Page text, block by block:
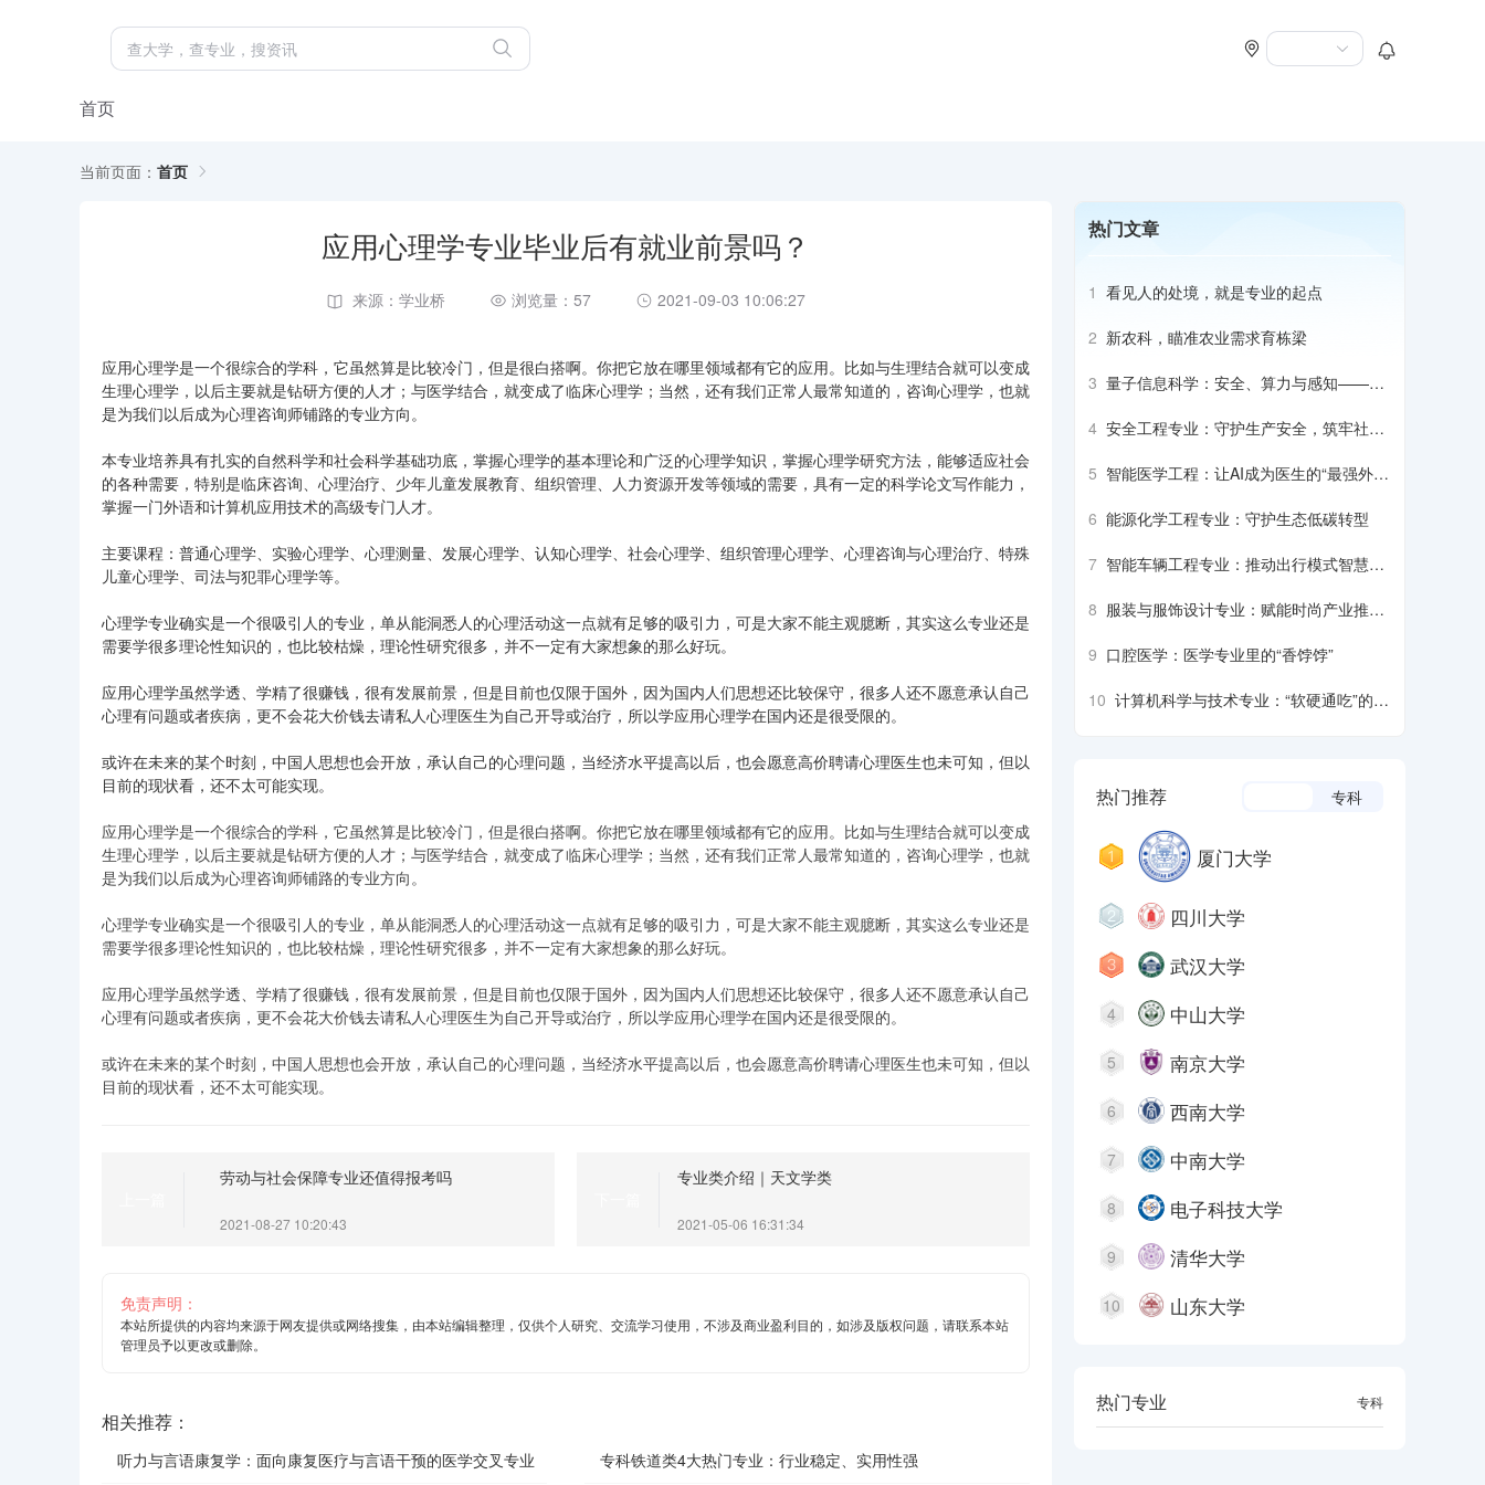
首页
当前页面： 首页
应用心理学专业毕业后有就业前景吗？
来源：学业桥 浏览量：57 2021-09-03 10:06:27
应用心理学是一个很综合的学科，它虽然算是比较冷门，但是很白搭啊。你把它放在哪里领域都有它的应用。比如与生理结合就可以变成
生理心理学，以后主要就是钻研方便的人才；与医学结合，就变成了临床心理学；当然，还有我们正常人最常知道的，咨询心理学，也就
是为我们以后成为心理咨询师铺路的专业方向。
本专业培养具有扎实的自然科学和社会科学基础功底，掌握心理学的基本理论和广泛的心理学知识，掌握心理学研究方法，能够适应社会
的各种需要，特别是临床咨询、心理治疗、少年儿童发展教育、组织管理、人力资源开发等领域的需要，具有一定的科学论文写作能力，
掌握一门外语和计算机应用技术的高级专门人才。
主要课程：普通心理学、实验心理学、心理测量、发展心理学、认知心理学、社会心理学、组织管理心理学、心理咨询与心理治疗、特殊
儿童心理学、司法与犯罪心理学等。
心理学专业确实是一个很吸引人的专业，单从能洞悉人的心理活动这一点就有足够的吸引力，可是大家不能主观臆断，其实这么专业还是
需要学很多理论性知识的，也比较枯燥，理论性研究很多，并不一定有大家想象的那么好玩。
应用心理学虽然学透、学精了很赚钱，很有发展前景，但是目前也仅限于国外，因为国内人们思想还比较保守，很多人还不愿意承认自己
心理有问题或者疾病，更不会花大价钱去请私人心理医生为自己开导或治疗，所以学应用心理学在国内还是很受限的。
或许在未来的某个时刻，中国人思想也会开放，承认自己的心理问题，当经济水平提高以后，也会愿意高价聘请心理医生也未可知，但以
目前的现状看，还不太可能实现。
应用心理学是一个很综合的学科，它虽然算是比较冷门，但是很白搭啊。你把它放在哪里领域都有它的应用。比如与生理结合就可以变成
生理心理学，以后主要就是钻研方便的人才；与医学结合，就变成了临床心理学；当然，还有我们正常人最常知道的，咨询心理学，也就
是为我们以后成为心理咨询师铺路的专业方向。
心理学专业确实是一个很吸引人的专业，单从能洞悉人的心理活动这一点就有足够的吸引力，可是大家不能主观臆断，其实这么专业还是
需要学很多理论性知识的，也比较枯燥，理论性研究很多，并不一定有大家想象的那么好玩。
应用心理学虽然学透、学精了很赚钱，很有发展前景，但是目前也仅限于国外，因为国内人们思想还比较保守，很多人还不愿意承认自己
心理有问题或者疾病，更不会花大价钱去请私人心理医生为自己开导或治疗，所以学应用心理学在国内还是很受限的。
或许在未来的某个时刻，中国人思想也会开放，承认自己的心理问题，当经济水平提高以后，也会愿意高价聘请心理医生也未可知，但以
目前的现状看，还不太可能实现。
劳动与社会保障专业还值得报考吗
2021-08-27 10:20:43
专业类介绍｜天文学类
2021-05-06 16:31:34
免责声明：
本站所提供的内容均来源于网友提供或网络搜集，由本站编辑整理，仅供个人研究、交流学习使用，不涉及商业盈利目的，如涉及版权问题，请联系本站
管理员予以更改或删除。
相关推荐：
听力与言语康复学：面向康复医疗与言语干预的医学交叉专业 专科铁道类4大热门专业：行业稳定、实用性强
热门文章
1 看见人的处境，就是专业的起点
2 新农科，瞄准农业需求育栋梁
3 量子信息科学：安全、算力与感知——它
4 安全工程专业：守护生产安全，筑牢社会
5 智能医学工程：让AI成为医生的“最强外
6 能源化学工程专业：守护生态低碳转型
7 智能车辆工程专业：推动出行模式智慧革
8 服装与服饰设计专业：赋能时尚产业推动
9 口腔医学：医学专业里的“香饽饽”
10 计算机科学与技术专业：“软硬通吃”的核
热门推荐 专科
厦门大学
四川大学
武汉大学
4 中山大学
5 南京大学
6 西南大学
7 中南大学
8 电子科技大学
9 清华大学
10 山东大学
热门专业 专科